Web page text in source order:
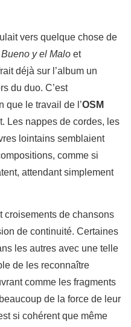
vers quelque chose de
y el Malo et
déjà sur l’album un
du duo. C’est
que le travail de l’OSM
Les nappes de cordes, les
lointains semblaient
comme si
attendant simplement
croisements de chansons
de continuité. Certaines
les autres avec une telle
de les reconnaître
comme les fragments
de la force de leur
si cohérent que même